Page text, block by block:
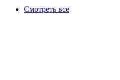
Смотреть все